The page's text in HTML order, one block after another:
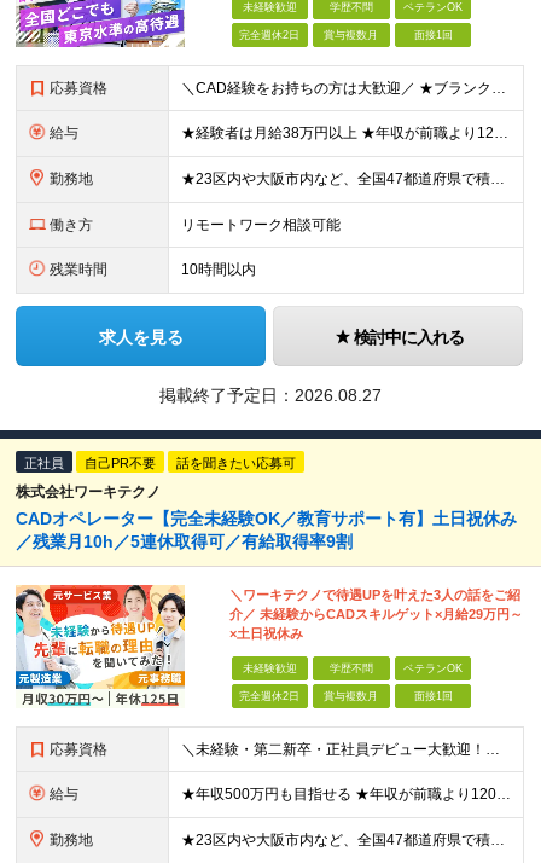
未経験歓迎 学歴不問 ベテランOK
完全週休2日 賞与複数月 面接1回
応募資格 ＼CAD経験をお持ちの方は大歓迎／ ★ブランクがある方・スキルアップしたい方もOK！ ■人物重視の採用 ■転職回数不問 ■学歴不問 ＼こんな方にピッタリです／ ◆今よりもっとスキルを磨きたい ◆機
給与 ★経験者は月給38万円以上 ★年収が前職より120万円アップした実績あり ★前職の給与を最大限に考慮します！ 【経験者】 ■月給38万円～80万円＋各種手当＋賞与年2回 【未経験者/首都圏】 ■月
勤務地 ★23区内や大阪市内など、全国47都道府県で積極採用中！ ★直行直帰OK◎ ★U・Iターン歓迎 ★会社都合の転勤なし！ ご家族の転勤などに合わせた勤務先の変更はOK◎ ★大阪・東京・名古屋・福岡への引
働き方 リモートワーク相談可能
残業時間 10時間以内
求人を見る 検討中に入れる
掲載終了予定日： 2026.08.27
正社員 自己PR不要 話を聞きたい応募可
株式会社ワーキテクノ
CADオペレーター【完全未経験OK／教育サポート有】土日祝休み
／残業月10h／5連休取得可／有給取得率9割
＼ワーキテクノで待遇UPを叶えた3人の話をご紹
介／ 未経験からCADスキルゲット×月給29万円～
×土日祝休み
未経験歓迎 学歴不問 ベテランOK
完全週休2日 賞与複数月 面接1回
応募資格 ＼未経験・第二新卒・正社員デビュー大歓迎！／ ☆アパレルや飲食、ビルメンテ、職人、モデルなど、異業種出身の社員が多数活躍中です！ ■20～30代の若手中心に活躍中！ ■人物重視の採用 ■転職回数不問
給与 ★年収500万円も目指せる ★年収が前職より120万円アップした実績あり ★前職の給与を最大限に考慮します！ 【経験者】 ■月給35万円～80万円＋各種手当＋賞与年2回 【未経験者/首都圏】 ■月
勤務地 ★23区内や大阪市内など、全国47都道府県で積極採用中！ ★直行直帰OK◎ ★U・Iターン歓迎 ★会社都合の転勤なし！ ご家族の転勤などに合わせた勤務先の変更はOK◎ ★大阪・東京・名古屋・福岡への引